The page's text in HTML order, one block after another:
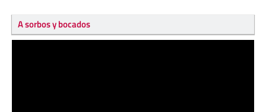
A sorbos y bocados